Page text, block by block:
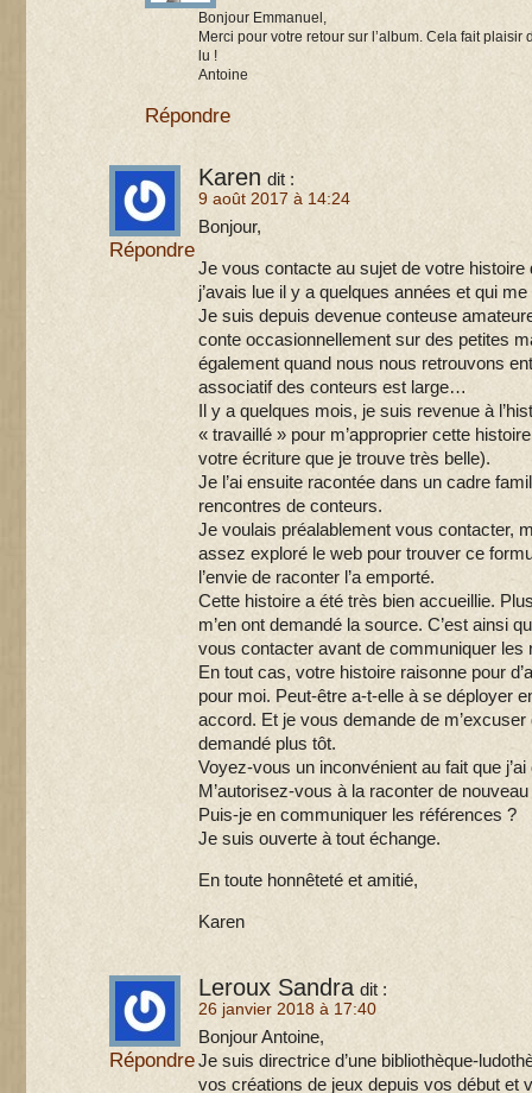
Bonjour Emmanuel,
Merci pour votre retour sur l’album. Cela fait plaisir
lu !
Antoine
Répondre
Karen dit :
9 août 2017 à 14:24
Bonjour,
Je vous contacte au sujet de votre histoire
j’avais lue il y a quelques années et qui
Je suis depuis devenue conteuse
conte occasionnellement sur des petites
également quand nous nous retrouvons
associatif des conteurs est large…
Il y a quelques mois, je suis revenue à
« travaillé » pour m’approprier cette
votre écriture que je trouve très belle).
Je l’ai ensuite racontée dans un cadre
rencontres de conteurs.
Je voulais préalablement vous contacter,
assez exploré le web pour trouver ce
l’envie de raconter l’a emporté.
Cette histoire a été très bien accueillie.
m’en ont demandé la source. C’est ainsi
vous contacter avant de communiquer les
En tout cas, votre histoire raisonne pour
pour moi. Peut-être a-t-elle à se déployer
accord. Et je vous demande de m’excuser
demandé plus tôt.
Voyez-vous un inconvénient au fait que
M’autorisez-vous à la raconter de nouveau
Puis-je en communiquer les références ?
Je suis ouverte à tout échange.
En toute honnêteté et amitié,
Karen
Répondre
Leroux Sandra dit :
26 janvier 2018 à 17:40
Bonjour Antoine,
Je suis directrice d’une bibliothèque-
vos créations de jeux depuis vos début et
Répondre